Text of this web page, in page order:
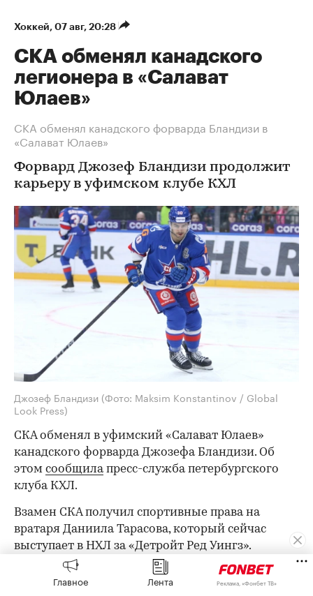
Хоккей⁠, 07 авг, 20:28
СКА обменял канадского
легионера в «Салават
Юлаев»
СКА обменял канадского форварда Бландизи в
«Салават Юлаев»
Форвард Джозеф Бландизи продолжит
карьеру в уфимском клубе КХЛ
Джозеф Бландизи (Фото: Maksim Konstantinov / Global
Look Press)
СКА обменял в уфимский «Салават Юлаев»
канадского форварда Джозефа Бландизи. Об
этом сообщилапресс-служба петербургского
клуба КХЛ.
Взамен СКА получил спортивные права на
вратаря Даниила Тарасова, который сейчас
выступает в НХЛ за «Детройт Ред Уингз».
Для 32-летнего Бландизи прошлый сезон стал
дебютным в КХЛ. Канадец в составе СКА провел
Главное Лента Реклама, «Фонбет ТВ»